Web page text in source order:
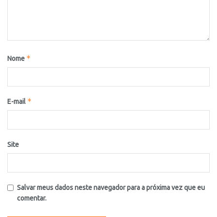
Nome *
E-mail *
Site
Salvar meus dados neste navegador para a próxima vez que eu
comentar.